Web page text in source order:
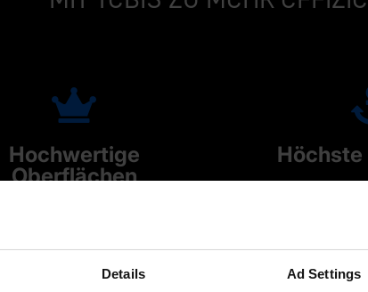
Details Ad Settings
Hochwertige
Oberflächen
berechnen • Individuell
Maschinen,